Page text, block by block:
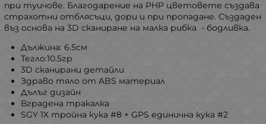
при туичове. Благодарение на PHP цветовете създава
страхотни отблясъци, дори и при пропадане. Създаден
въз основа на 3D сканиране на малкa рибка - бодливка.
Дължина: 6.5см
Тегло:10.5гр
3D сканирани детайли
Здраво тяло от ABS материал
Дълъг дизайн
Вградена тракалка
SGY 1X тройна кука #8 + GPS единична кука #2